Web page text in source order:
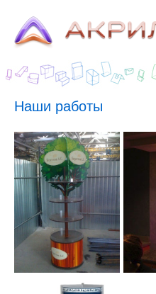
Наши работы